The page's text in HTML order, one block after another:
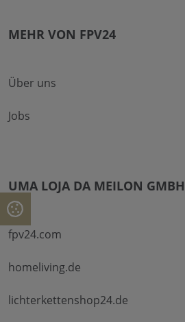
MEHR VON FPV24
Über uns
Jobs
UMA LOJA DA MEILON GMBH
fpv24.com
homeliving.de
lichterkettenshop24.de